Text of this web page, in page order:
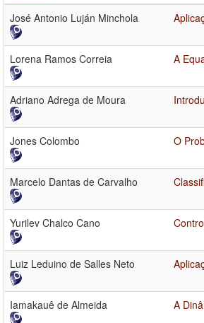
José Antonio Luján Minchola
Lorena Ramos Correia A
Adriano Adrega de Moura
Jones Colombo O
Marcelo Dantas de Carvalho
Yurilev Chalco Cano
Luiz Leduino de Salles Neto
Iamakauê de Almeida A